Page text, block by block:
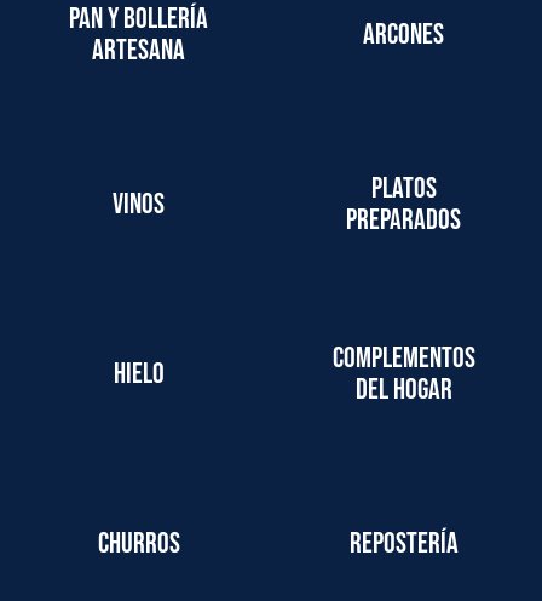
Pan y bollería
artesana
Arcones
Vinos
Platos
preparados
Hielo
Complementos
del hogar
Churros Repostería